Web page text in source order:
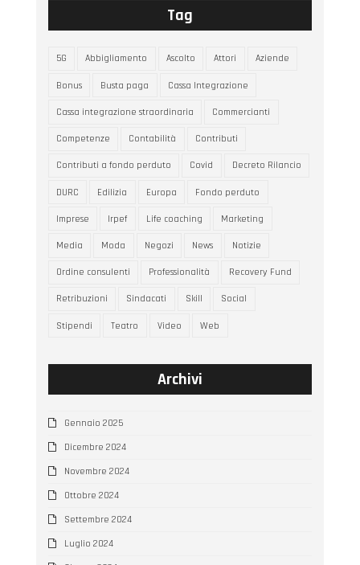
Tag
5G Abbigliamento Ascolto Attori Aziende
Bonus Busta paga Cassa Integrazione
Cassa integrazione straordinaria Commercianti
Competenze Contabilità Contributi
Contributi a fondo perduto Covid Decreto Rilancio
DURC Edilizia Europa Fondo perduto
Imprese Irpef Life coaching Marketing
Media Moda Negozi News Notizie
Ordine consulenti Professionalità Recovery Fund
Retribuzioni Sindacati Skill Social
Stipendi Teatro Video Web
Archivi
Gennaio 2025
Dicembre 2024
Novembre 2024
Ottobre 2024
Settembre 2024
Luglio 2024